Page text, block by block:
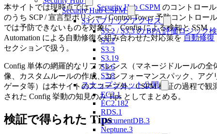
Security Hub CSPM
S3 パブリックアクセス
S3.2 / S3.3 の BPA 評価ロジック
S3.2
S3.3
S3.19
S3.6
S3.8
スナップショット公開
EC2.1
EC2.182
RDS.1
DocumentDB.3
Neptune.3
本サイトでは現時点では、 Security Hub CSPM のコントロール
のうち SCP / 宣言型ポリシー / Control Tower 予防コントロール
では予防できないものを対象に、Config による検知と SSM
Automation による自動修復を組み合わせた対応策を 自動修復
セクションで扱う。
Config 単体の網羅的なリファレンス（マネージドルールの全
像、カスタムルールの作成、コンフォーマンスパック、アグ
ゲータ等）は本サイトのスコープ外。CSPM 検証の過程で観
された Config 挙動の知見のみ Tips としてまとめる。
検証で得られた Tips